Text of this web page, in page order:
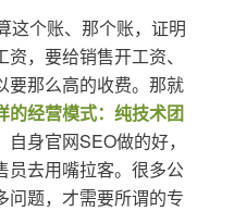
这个账、那个账，证明
，要给销售开工资、
要那么高的收费。那就
的经营模式：纯技术团
自身官网SEO做的好，
员去用嘴拉客。很多公
问题，才需要所谓的专